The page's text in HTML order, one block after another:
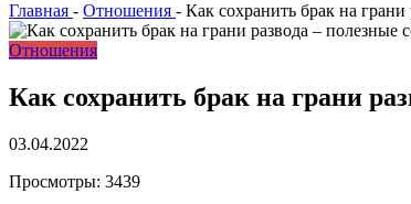
Главная - Отношения - Как сохранить брак на
Отношения
Как сохранить брак на грани
03.04.2022
Просмотры: 3439